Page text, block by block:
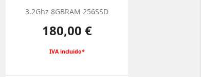
3.2Ghz 8GBRAM 256SSD
Preço
180,00 €
IVA incluido*